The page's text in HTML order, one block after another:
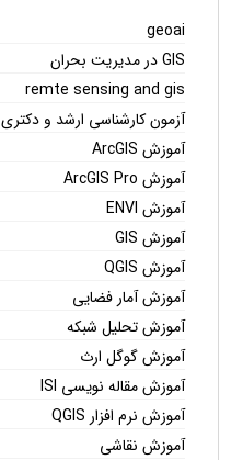
geoai
GIS در مدیریت بحران
remte sensing and gis
آزمون کارشناسی ارشد و دکتری
آموزش ArcGIS
آموزش ArcGIS Pro
آموزش ENVI
آموزش GIS
آموزش QGIS
آموزش آمار فضایی
آموزش تحلیل شبکه
آموزش گوگل ارث
آموزش مقاله نویسی ISI
آموزش نرم افزار QGIS
آموزش نقاشی